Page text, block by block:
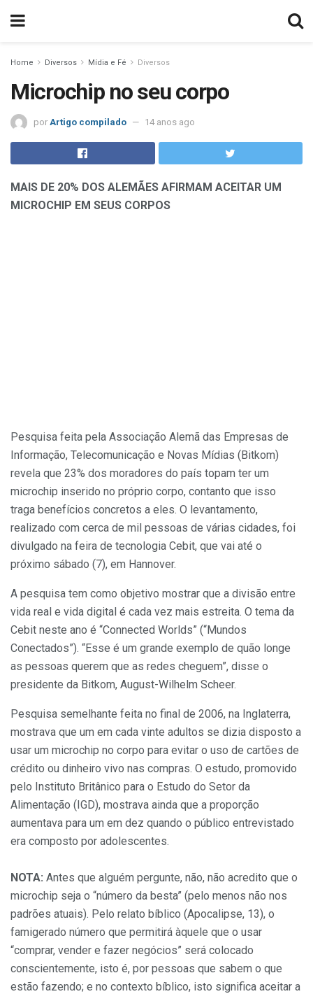
Home Diversos Mídia e Fé Diversos
Microchip no seu corpo
por Artigo compilado 14 anos ago
MAIS DE 20% DOS ALEMÃES AFIRMAM ACEITAR UM
MICROCHIP EM SEUS CORPOS
Pesquisa feita pela Associação Alemã das Empresas de
Informação, Telecomunicação e Novas Mídias (Bitkom)
revela que 23% dos moradores do país topam ter um
microchip inserido no próprio corpo, contanto que isso
traga benefícios concretos a eles. O levantamento,
realizado com cerca de mil pessoas de várias cidades, foi
divulgado na feira de tecnologia Cebit, que vai até o
próximo sábado (7), em Hannover.
A pesquisa tem como objetivo mostrar que a divisão entre
vida real e vida digital é cada vez mais estreita. O tema da
Cebit neste ano é “Connected Worlds” (“Mundos
Conectados”). “Esse é um grande exemplo de quão longe
as pessoas querem que as redes cheguem”, disse o
presidente da Bitkom, August-Wilhelm Scheer.
Pesquisa semelhante feita no final de 2006, na Inglaterra,
mostrava que um em cada vinte adultos se dizia disposto a
usar um microchip no corpo para evitar o uso de cartões de
crédito ou dinheiro vivo nas compras. O estudo, promovido
pelo Instituto Britânico para o Estudo do Setor da
Alimentação (IGD), mostrava ainda que a proporção
aumentava para um em dez quando o público entrevistado
era composto por adolescentes.
NOTA: Antes que alguém pergunte, não, não acredito que o
microchip seja o “número da besta” (pelo menos não nos
padrões atuais). Pelo relato bíblico (Apocalipse, 13), o
famigerado número que permitirá àquele que o usar
“comprar, vender e fazer negócios” será colocado
conscientemente, isto é, por pessoas que sabem o que
estão fazendo; e no contexto bíblico, isto significa aceitar a